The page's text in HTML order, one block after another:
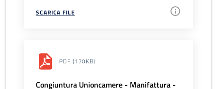
SCARICA FILE
PDF (170KB)
Congiuntura Unioncamere - Manifattura -